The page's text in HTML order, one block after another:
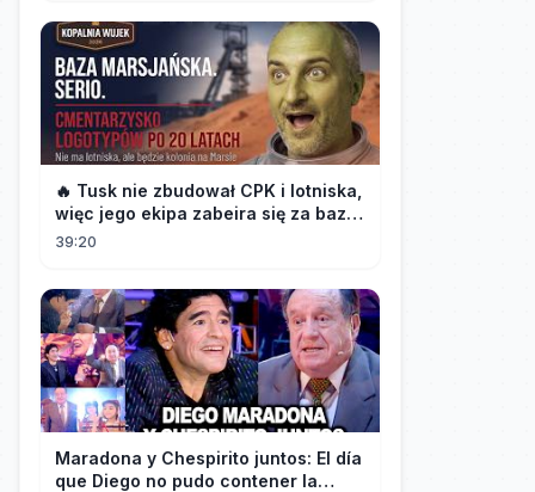
🔥 Tusk nie zbudował CPK i lotniska,
więc jego ekipa zabeira się za bazę
marsjańską na Śląsku 👀
39:20
Maradona y Chespirito juntos: El día
que Diego no pudo contener la